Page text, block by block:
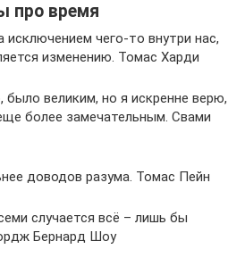
про время
исключением чего-то внутри нас,
изменению. Томас Харди
великим, но я искренне верю,
более замечательным. Свами
доводов разума. Томас Пейн
случается всё – лишь бы
Бернард Шоу